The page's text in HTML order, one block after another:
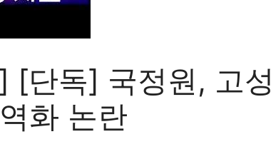
[단독] 국정원, 고성
화 논란